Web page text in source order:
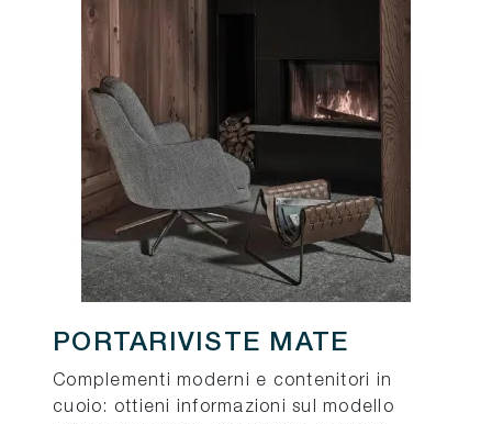
PORTARIVISTE MATE
Complementi moderni e contenitori in
cuoio: ottieni informazioni sul modello